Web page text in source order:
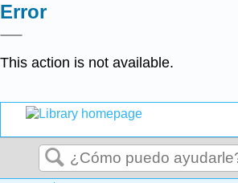
Error
This action is not available.